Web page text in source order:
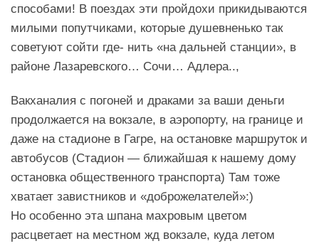
способами! В поездах эти пройдохи прикидываются
милыми попутчиками, которые душевненько так
советуют сойти где- нить «на дальней станции», в
районе Лазаревского… Сочи… Адлера..,
Вакханалия с погоней и драками за ваши деньги
продолжается на вокзале, в аэропорту, на границе и
даже на стадионе в Гагре, на остановке маршруток и
автобусов (Стадион — ближайшая к нашему дому
остановка общественного транспорта) Там тоже
хватает завистников и «доброжелателей»:)
Но особенно эта шпана махровым цветом
расцветает на местном жд вокзале, куда летом